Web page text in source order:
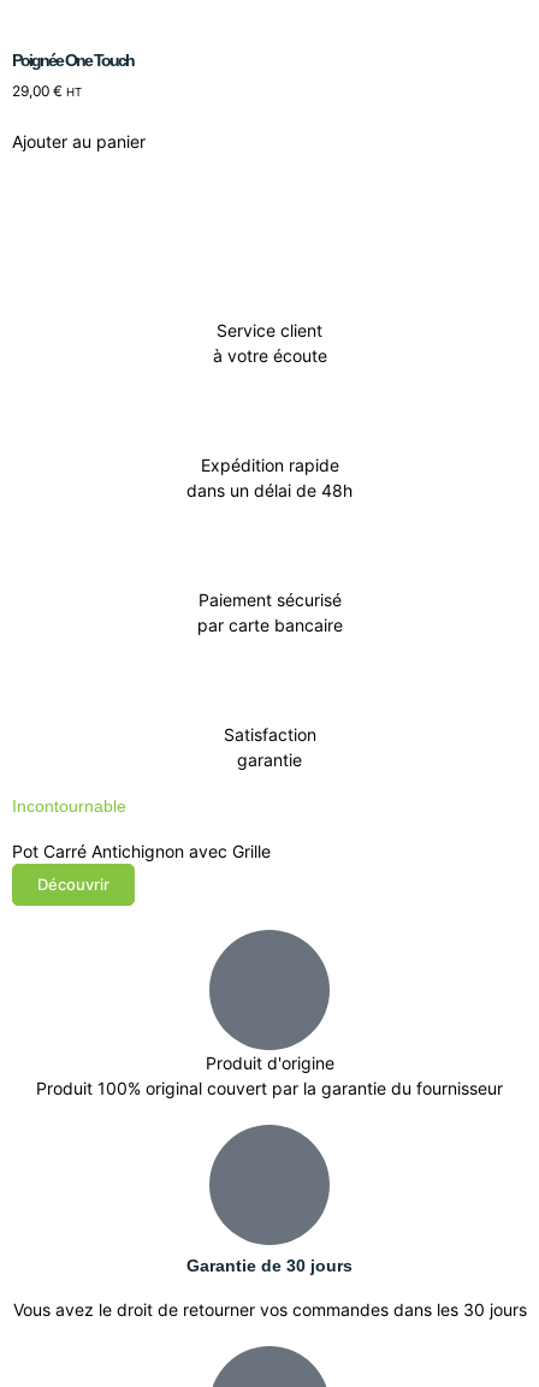
Service client
à votre écoute
Expédition rapide
dans un délai de 48h
Paiement sécurisé
par carte bancaire
Satisfaction
garantie
Incontournable
Pot Carré Antichignon avec Grille
Découvrir
Poignée One Touch
29,00 € HT
Ajouter au panier
Produit d'origine
Produit 100% original couvert par la garantie du fournisseur
Garantie de 30 jours
Vous avez le droit de retourner vos commandes dans les 30 jours